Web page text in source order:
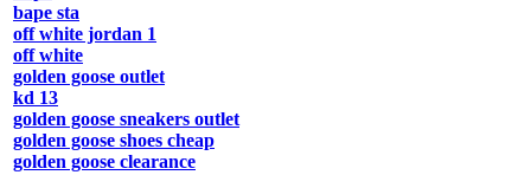
bape sta
off white jordan 1
off white
golden goose outlet
kd 13
golden goose sneakers outlet
golden goose shoes cheap
golden goose clearance